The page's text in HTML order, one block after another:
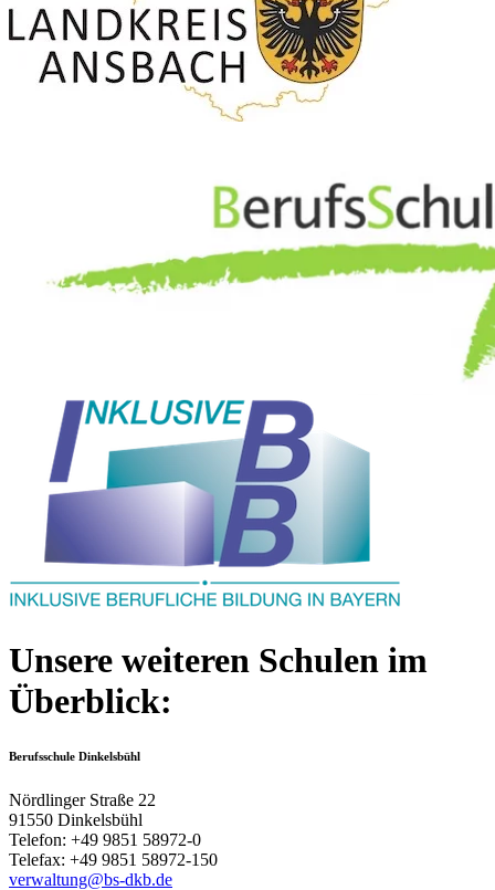
Unsere weiteren Schulen im
Überblick:
Berufsschule Dinkelsbühl
Nördlinger Straße 22
91550 Dinkelsbühl
Telefon: +49 9851 58972-0
Telefax: +49 9851 58972-150
verwaltung@bs-dkb.de